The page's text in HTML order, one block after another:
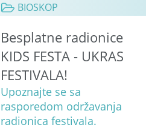
BIOSKOP
Besplatne radionice
KIDS FESTA - UKRAS
FESTIVALA!
Upoznajte se sa
rasporedom održavanja
radionica festivala.